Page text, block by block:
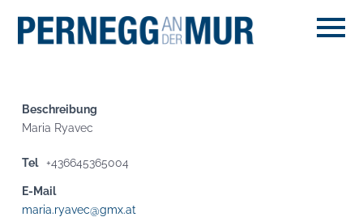
Beschreibung
Maria Ryavec
Tel +436645365004
E-Mail
maria.ryavec@gmx.at